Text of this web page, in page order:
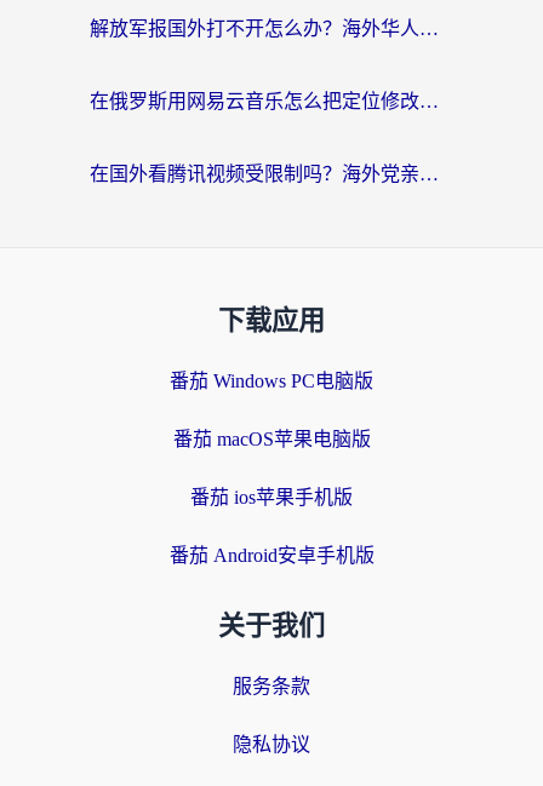
解放军报国外打不开怎么办？海外华人必备回国加速指南，看奥运拳击、听酷狗音乐全搞定
在俄罗斯用网易云音乐怎么把定位修改到中国国内？海外党听歌自由的钥匙找到了
在国外看腾讯视频受限制吗？海外党亲测有效的回国加速器选择指南
下载应用
番茄 Windows PC电脑版
番茄 macOS苹果电脑版
番茄 ios苹果手机版
番茄 Android安卓手机版
关于我们
服务条款
隐私协议